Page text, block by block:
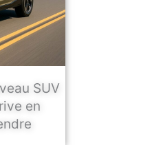
SUV
en